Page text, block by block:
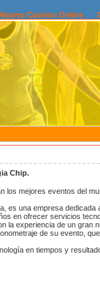
Casinos Online
Chip.
los mejores eventos del
es una empresa
en ofrecer servicios
la experiencia de un gran
de su evento,
en tiempos y